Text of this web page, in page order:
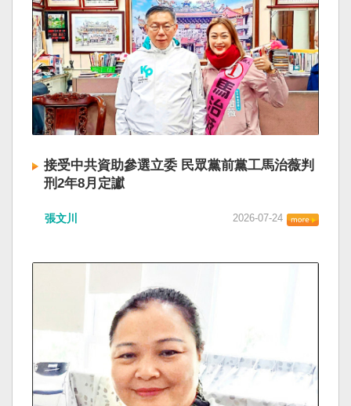
接受中共資助參選立委 民眾黨前黨工馬治薇判
刑2年8月定讞
張文川 2026-07-24